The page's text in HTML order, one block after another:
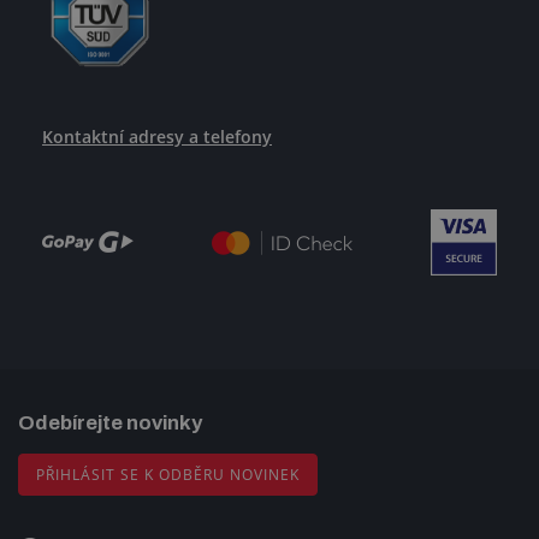
Kontaktní adresy a telefony
Odebírejte novinky
PŘIHLÁSIT SE K ODBĚRU NOVINEK